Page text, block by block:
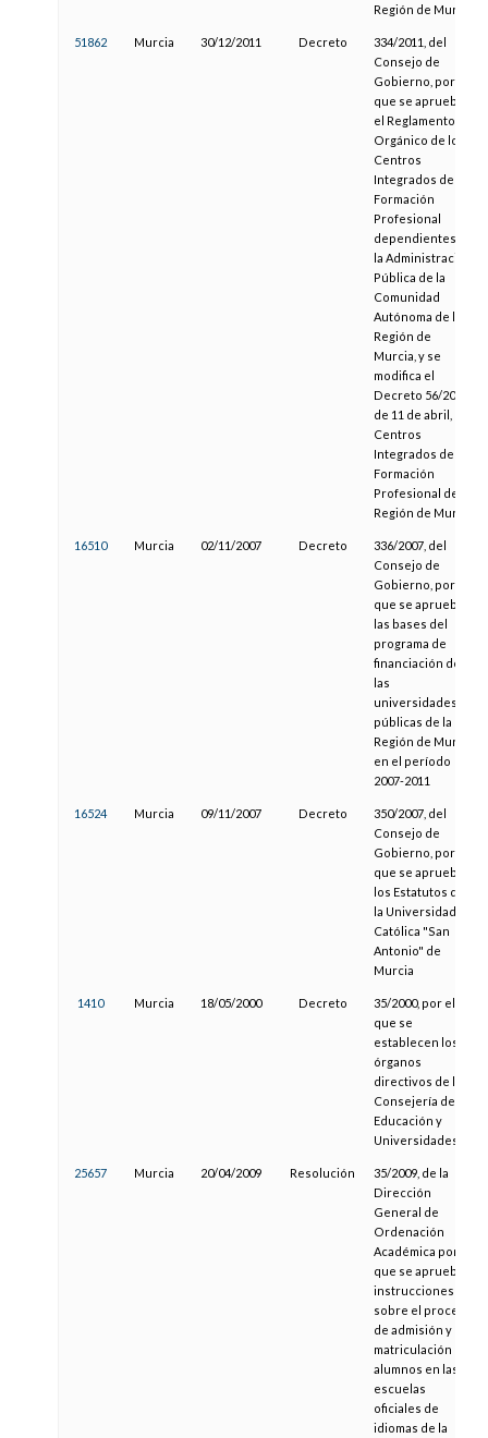
Región de Murcia
51862 Murcia 30/12/2011 Decreto
334/2011, del
Consejo de
Gobierno, por el
que se aprueba
el Reglamento
Orgánico de los
Centros
Integrados de
Formación
Profesional
dependientes de
la Administración
Pública de la
Comunidad
Autónoma de la
Región de
Murcia, y se
modifica el
Decreto 56/2008,
de 11 de abril, de
Centros
Integrados de
Formación
Profesional de la
Región de Murcia
16510 Murcia 02/11/2007 Decreto
336/2007, del
Consejo de
Gobierno, por el
que se aprueban
las bases del
programa de
financiación de
las
universidades
públicas de la
Región de Murcia
en el período
2007-2011
16524 Murcia 09/11/2007 Decreto
350/2007, del
Consejo de
Gobierno, por el
que se aprueban
los Estatutos de
la Universidad
Católica "San
Antonio" de
Murcia
1410 Murcia 18/05/2000 Decreto
35/2000, por el
que se
establecen los
órganos
directivos de la
Consejería de
Educación y
Universidades.
25657 Murcia 20/04/2009 Resolución
35/2009, de la
Dirección
General de
Ordenación
Académica por la
que se aprueban
instrucciones
sobre el proceso
de admisión y
matriculación de
alumnos en las
escuelas
oficiales de
idiomas de la